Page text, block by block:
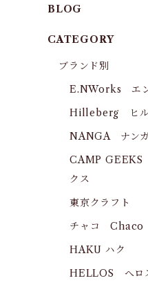
BLOG
CATEGORY
ブランド別
E.NWorks エ
Hilleberg ヒル
NANGA ナン
CAMP GEEKS
クス
東京クラフト
チャコ Chaco
HAKU ハク
HELLOS へロ